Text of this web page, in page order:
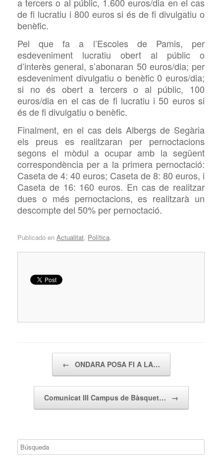
de fi lucratiu i 800 euros si és de fi divulgatiu o
benèfic.
Pel que fa a l’Escoles de Pamis, per
esdeveniment lucratiu obert al públic o
d’interès general, s’abonaran 50 euros/dia; per
esdeveniment divulgatiu o benèfic 0 euros/dia;
si no és obert a tercers o al públic, 100
euros/dia en el cas de fi lucratiu i 50 euros si
és de fi divulgatiu o benèfic.
Finalment, en el cas dels Albergs de Segària
els preus es realitzaran per pernoctacions
segons el mòdul a ocupar amb la següent
correspondència per a la primera pernoctació:
Caseta de 4: 40 euros; Caseta de 8: 80 euros, i
Caseta de 16: 160 euros. En cas de realitzar
dues o més pernoctacions, es realitzarà un
descompte del 50% per pernoctació.
Publicado en Actualitat, Política.
← ONDARA POSA FI A LA…
Comunicat III Campus de Bàsquet… →